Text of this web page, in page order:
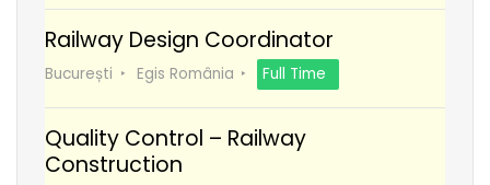
Railway Design Coordinator
București Egis România Full Time
Quality Control – Railway
Construction